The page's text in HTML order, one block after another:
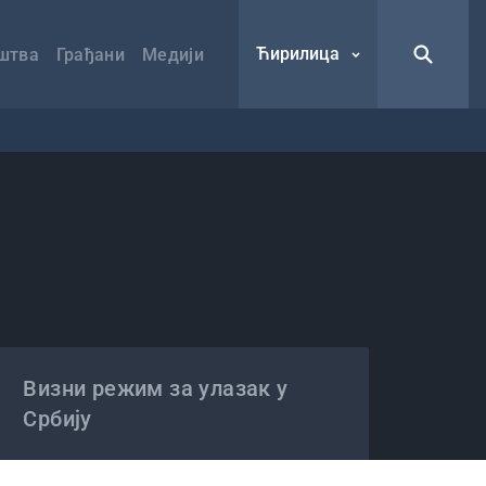
Грађани Медији Ћирилица
Визни режим за улазак у
Србију